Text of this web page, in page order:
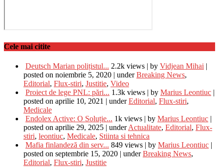
Cele mai citite
Deutsch Marian polițistul... 2.2k views | by Vidjean Mihai |
posted on noiembrie 5, 2020 | underBreaking News,
Editorial, Flux-stiri, Justitie, Video
Proiect de lege PNL: pări... 1.3k views | by Marius Leontiuc |
posted on aprilie 10, 2021 | underEditorial, Flux-stiri,
Medicale
Endolex Active: O Soluție... 1k views | by Marius Leontiuc |
posted on aprilie 29, 2025 | underActualitate, Editorial, Flux-
stiri, leontiuc, Medicale, Stiinta si tehnica
Mafia finlandeză din serv... 849 views | by Marius Leontiuc |
posted on septembrie 15, 2020 | underBreaking News,
Editorial, Flux-stiri, Justitie